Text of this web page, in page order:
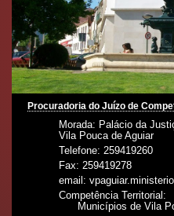
Procuradoria do Juízo de
Morada: Palácio da
Vila Pouca de Aguiar
Telefone: 259419260
Fax: 259419278
email:
Competência Territorial:
Municípios de Vila